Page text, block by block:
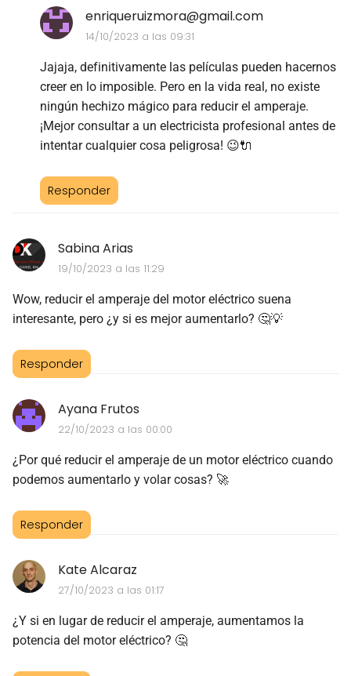
enriqueruizmora@gmail.com
14/10/2023 a las 09:31
Jajaja, definitivamente las películas pueden hacernos
creer en lo imposible. Pero en la vida real, no existe
ningún hechizo mágico para reducir el amperaje.
¡Mejor consultar a un electricista profesional antes de
intentar cualquier cosa peligrosa! 😉🔌
Responder
Sabina Arias
19/10/2023 a las 11:29
Wow, reducir el amperaje del motor eléctrico suena
interesante, pero ¿y si es mejor aumentarlo? 🤔💡
Responder
Ayana Frutos
22/10/2023 a las 00:00
¿Por qué reducir el amperaje de un motor eléctrico cuando
podemos aumentarlo y volar cosas? 🚀
Responder
Kate Alcaraz
27/10/2023 a las 01:17
¿Y si en lugar de reducir el amperaje, aumentamos la
potencia del motor eléctrico? 🤔